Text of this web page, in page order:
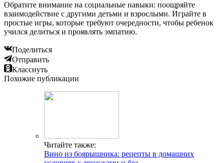
Обратите внимание на социальные навыки: поощряйте
взаимодействие с другими детьми и взрослыми. Играйте в
простые игры, которые требуют очередности, чтобы ребенок
учился делиться и проявлять эмпатию.
Поделиться
Отправить
Класснуть
Похожие публикации
Читайте также:
Вино из боярышника: рецепты в домашних